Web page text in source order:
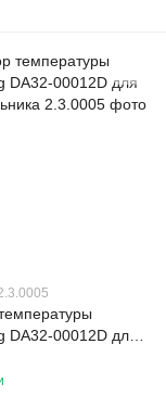
DA32-00012D для